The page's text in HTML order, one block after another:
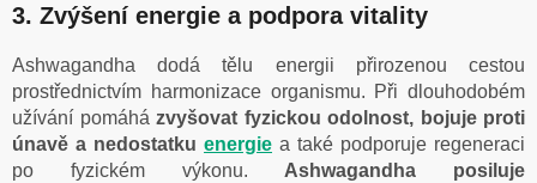
3. Zvýšení energie a podpora vitality
Ashwagandha dodá tělu energii přirozenou cestou
prostřednictvím harmonizace organismu. Při dlouhodobém
užívání pomáhá zvyšovat fyzickou odolnost, bojuje proti
únavě a nedostatku energie a také podporuje regeneraci
po fyzickém výkonu. Ashwagandha posiluje